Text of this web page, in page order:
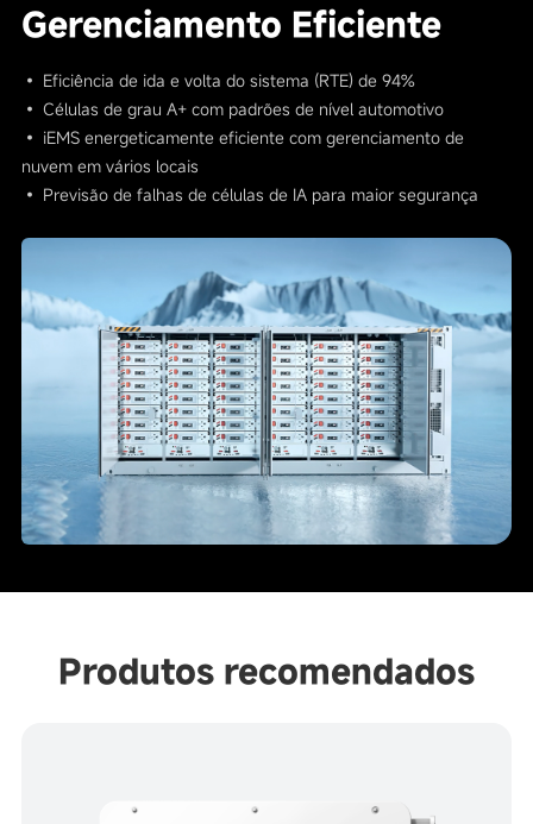
Gerenciamento Eficiente
• Eficiência de ida e volta do sistema (RTE) de 94%
• Células de grau A+ com padrões de nível automotivo
• iEMS energeticamente eficiente com gerenciamento de
nuvem em vários locais
• Previsão de falhas de células de IA para maior segurança
Produtos recomendados